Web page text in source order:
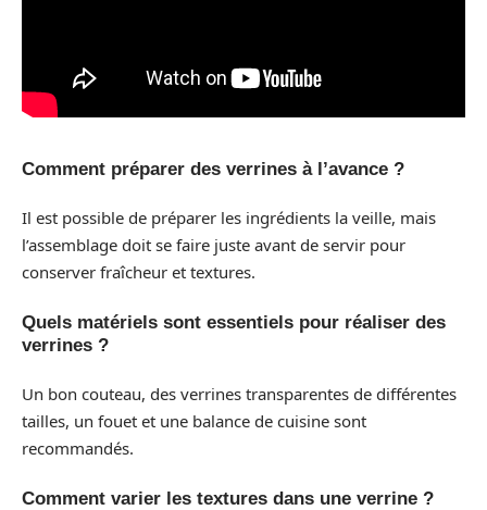
Comment préparer des verrines à l’avance ?
Il est possible de préparer les ingrédients la veille, mais
l’assemblage doit se faire juste avant de servir pour
conserver fraîcheur et textures.
Quels matériels sont essentiels pour réaliser des
verrines ?
Un bon couteau, des verrines transparentes de différentes
tailles, un fouet et une balance de cuisine sont
recommandés.
Comment varier les textures dans une verrine ?